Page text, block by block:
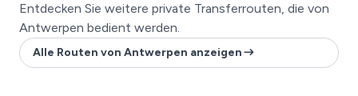
Entdecken Sie weitere private Transferrouten, die von
Antwerpen bedient werden.
Alle Routen von Antwerpen anzeigen